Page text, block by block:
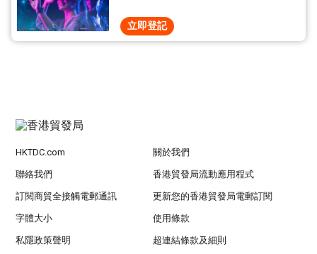
立即登記
HKTDC.com 關於我們
聯絡我們 香港貿發局流動應用程式
訂閱商貿全接觸電郵通訊 更新您的香港貿發局電郵訂閱
字體大小 使用條款
私隱政策聲明 超連結條款及細則